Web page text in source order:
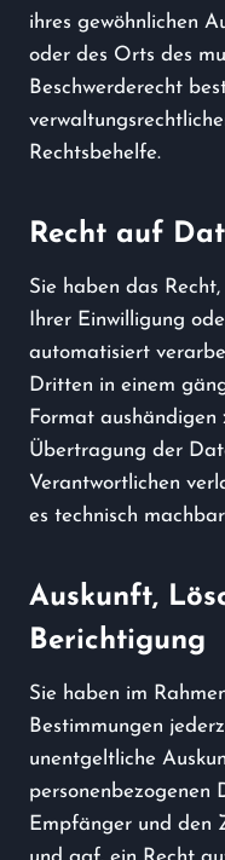
ihres gewöhnlichen
oder des Orts des
Beschwerderecht
Rechtsbehelfe.
Recht auf
Sie haben das
Ihrer Einwilligung
automatisiert
Dritten in einem
Format aushändigen
Übertragung der
Verantwortlichen
es technisch
Auskunft,
Berichtigung
Sie haben im
Bestimmungen
unentgeltliche
personenbezogenen
Empfänger und den